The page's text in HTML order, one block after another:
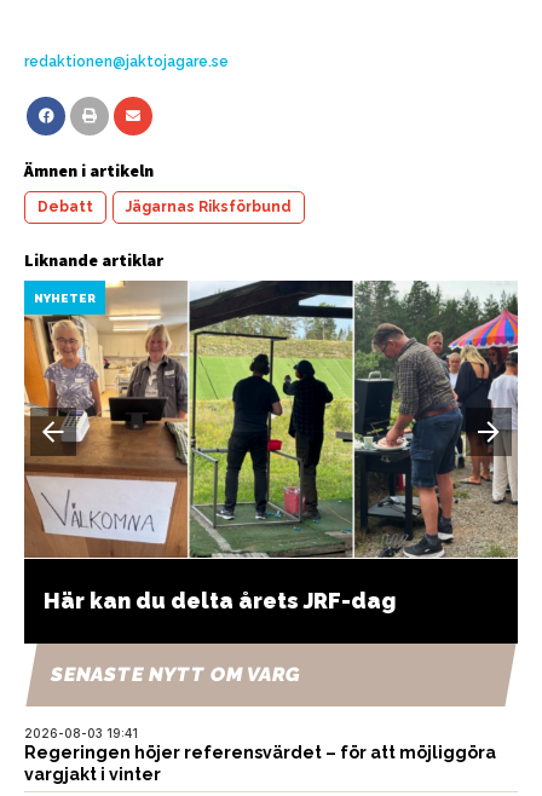
redaktionen@jaktojagare.se
Ämnen i artikeln
Debatt Jägarnas Riksförbund
Liknande artiklar
NYHETER
Här kan du delta årets JRF-dag
SENASTE NYTT OM VARG
2026-08-03 19:41
Regeringen höjer referensvärdet – för att möjliggöra
vargjakt i vinter